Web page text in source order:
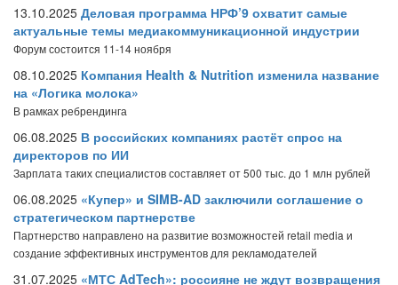
13.10.2025 Деловая программа НРФ’9 охватит самые
актуальные темы медиакоммуникационной индустрии
Форум состоится 11-14 ноября
08.10.2025 Компания Health & Nutrition изменила название
на «Логика молока»
В рамках ребрендинга
06.08.2025 В российских компаниях растёт спрос на
директоров по ИИ
Зарплата таких специалистов составляет от 500 тыс. до 1 млн рублей
06.08.2025 «Купер» и SIMB-AD заключили соглашение о
стратегическом партнерстве
Партнерство направлено на развитие возможностей retail media и
создание эффективных инструментов для рекламодателей
31.07.2025 «МТС AdTech»: россияне не ждут возвращения